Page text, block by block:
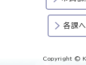
各課
Copyright ©